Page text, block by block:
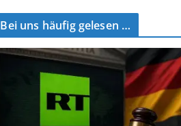
Bei uns häufig gelesen …